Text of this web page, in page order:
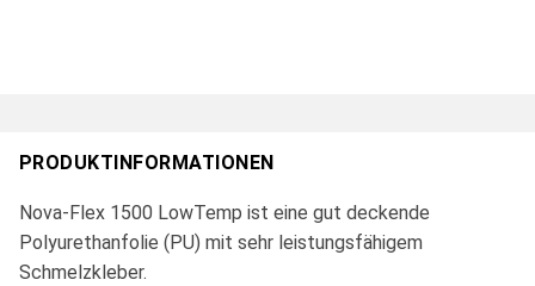
PRODUKTINFORMATIONEN
Nova-Flex 1500 LowTemp ist eine gut deckende
Polyurethanfolie (PU) mit sehr leistungsfähigem
Schmelzkleber.